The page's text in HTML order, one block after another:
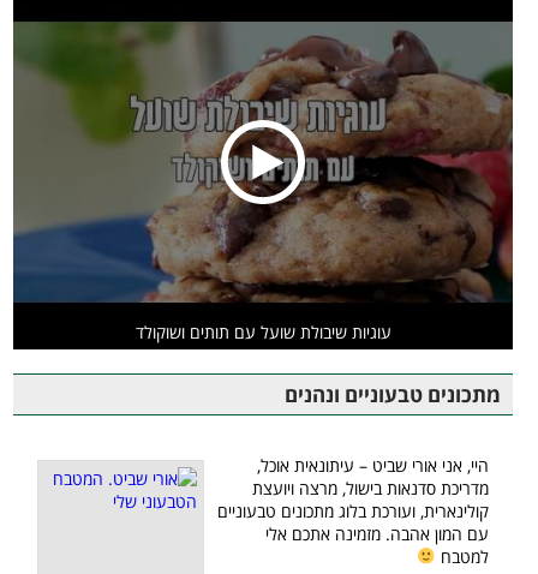
עוגיות שיבולת שועל עם תותים ושוקולד
מתכונים טבעוניים ונהנים
היי, אני אורי שביט – עיתונאית אוכל,
מדריכת סדנאות בישול, מרצה ויועצת
קולינארית, ועורכת בלוג מתכונים טבעוניים
עם המון אהבה. מזמינה אתכם אלי
למטבח